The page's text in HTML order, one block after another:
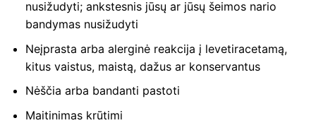
nusižudyti; ankstesnis jūsų ar jūsų šeimos nario
bandymas nusižudyti
Neįprasta arba alerginė reakcija į levetiracetamą,
kitus vaistus, maistą, dažus ar konservantus
Nėščia arba bandanti pastoti
Maitinimas krūtimi